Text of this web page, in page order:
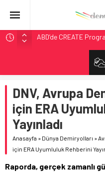
Başlattı
Ukrayna’da Yolcu
DB Modernizasyon
GB Railfreight
İngiltere Demiryolunda
Resmen Başladı
DNV, Avrupa
için ERA
Yayınladı
Anasayfa » Dünya Demiryolları »
için ERA Uyumluluk Rehberini
Raporda, gerçek zamanlı